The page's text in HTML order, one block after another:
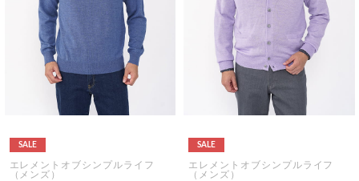
SALE
エレメントオブシンプルライフ
（メンズ）
SALE
エレメントオブシンプルライフ
（メンズ）